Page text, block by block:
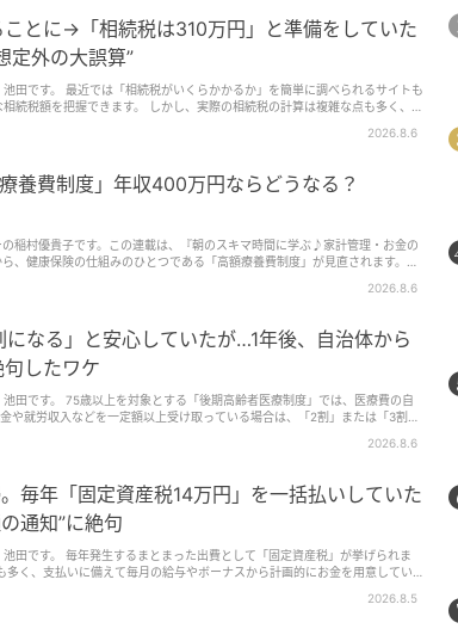
ことに→「相続税は310万円」と準備をしていた
定外の大誤算”
調べられるサイトも
実際の相続税の計算は複雑な点も多く、相
女性の事例を紹介します。
2026.8.6
養費制度」年収400万円ならどうなる？
稲村優貴子です。この連載は、『朝のスキマ時間に学ぶ♪家計管理・お金の
、健康保険の仕組みのひとつである「高額療養費制度」が見直されます。高
割負担の部分が対象ですが、年齢などにより1割、2割負担の場合もありま
担上限額が見直されます。月ごとの負担はやや増える一方で、新たに「年間
る人の負担は抑えられるケースがあります。今回は、年収400万円の方を例
額療養費制度は年収によって上限額が変わる高額療養費制度の自己負担上限
ほど上限額は高く、年収が低い人ほど上限額は低く設定されています。70歳
安は次の通りです。年収の目安（区分）月ごとの上限額多数回該当年間上限
％140,100円168万円約770万〜約1,160万円179,100円＋（医療費−597,000
「多数回該当」とは、直近12カ月の間に高額療養費に3回以上該当した場
性があります。年収400万円の場合はどう変わる？厚生労働省の区分では、年
770万円の区分に該当します。この区分では、2026年8月から自己負担上限
限額が引き上げられる現行の月ごとの上限額は、次の計算式です。80,100
しょう。現行では、自己負担の目安は87,430円です。2026年8月以降は、自
り5,510円の負担増となります。突然の入院や手術で医療費がかかった場
】年間上限が新設される（＝長期治療なら負担減）今回の改正で大きなポイ
2026.8.6
なる」と安心していたが…1年後、自治体から
したワケ
」では、医療費の自
2026.8.6
毎年「固定資産税14万円」を一括払いしていた
通知”に絶句
産税」が挙げられま
マンションの購入から6年後、固定資産
2026.8.5